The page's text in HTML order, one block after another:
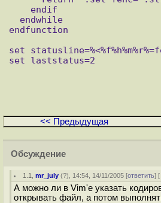
endfunction
set
set laststatus=2
<< Предыдущая
Обсуждение
1.1 ,mr_july (?), 14:54, 14/11/2005 [ответить] [
А можно ли в Vim'е указать
открывать файл, а потом